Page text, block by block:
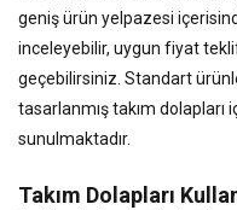
geniş ürün yelpazesi
inceleyebilir, uygun fiyat
geçebilirsiniz. Standart
tasarlanmış takım dolapları
sunulmaktadır.
Takım Dolapları